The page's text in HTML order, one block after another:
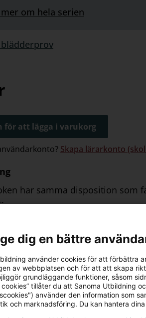
mer om hela serien
blädderprov
för att lägga i varukorg
Skapa lärarkonto
har samma disposition som
projekt
projekt
projekt
och nyttorealisering
via:Bokus
dig en bättre
använder cookies för att förbättra
av webbplatsen och för att att skapa
grundläggande funktioner, såsom
cookies” tillåter du att Sanoma Utbildning
använder den information som
och marknadsföring. Du kan hantera